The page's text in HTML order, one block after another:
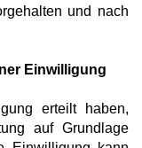
und nach
Einwilligung
erteilt haben,
auf Grundlage